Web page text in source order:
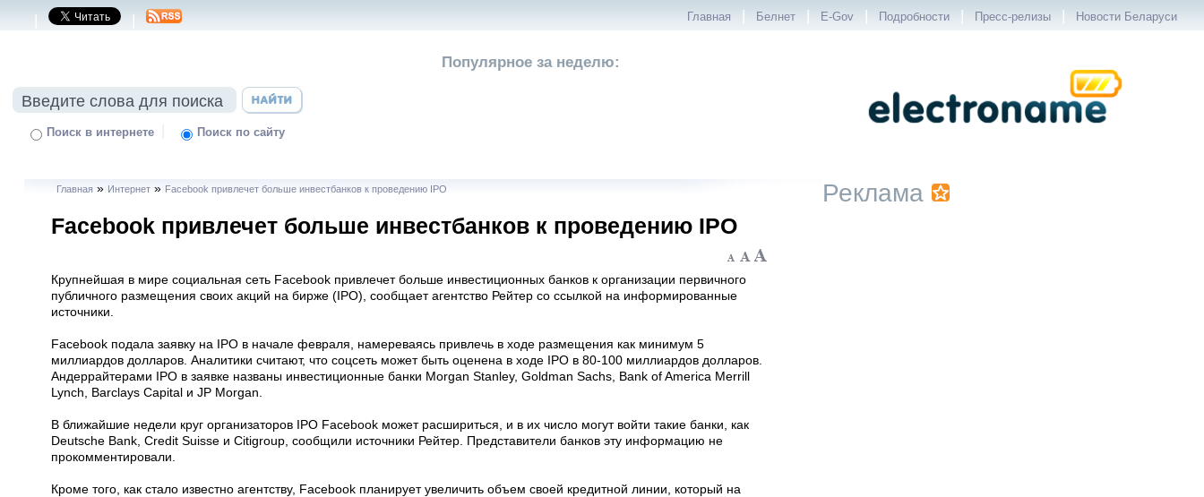
| | Главная | Белнет | E-Gov | Подробности | Пресс-релизы | Новости Беларуси
Поиск в интернете | Поиск по сайту
Популярное за неделю:
Главная » Интернет» Facebook привлечет больше инвестбанков к проведению IPO
Facebook привлечет больше инвестбанков к проведению IPO
Крупнейшая в мире социальная сеть Facebook привлечет больше инвестиционных банков к организации первичного
публичного размещения своих акций на бирже (IPO), сообщает агентство Рейтер со ссылкой на информированные
источники.
Facebook подала заявку на IPO в начале февраля, намереваясь привлечь в ходе размещения как минимум 5
миллиардов долларов. Аналитики считают, что соцсеть может быть оценена в ходе IPO в 80-100 миллиардов долларов.
Андеррайтерами IPO в заявке названы инвестиционные банки Morgan Stanley, Goldman Sachs, Bank of America Merrill
Lynch, Barclays Capital и JP Morgan.
В ближайшие недели круг организаторов IPO Facebook может расшириться, и в их число могут войти такие банки, как
Deutsche Bank, Credit Suisse и Citigroup, сообщили источники Рейтер. Представители банков эту информацию не
прокомментировали.
Кроме того, как стало известно агентству, Facebook планирует увеличить объем своей кредитной линии, который на
Реклама